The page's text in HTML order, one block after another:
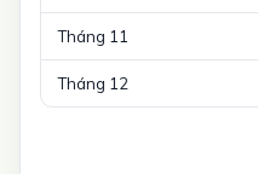
Tháng 11
Tháng 12